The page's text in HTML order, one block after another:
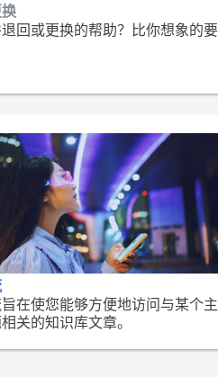
回或更换的帮助？比你想象的要
在使您能够方便地访问与某个主
关的知识库文章。